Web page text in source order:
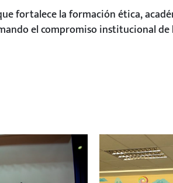
fortalece la formación ética,
el compromiso institucional de